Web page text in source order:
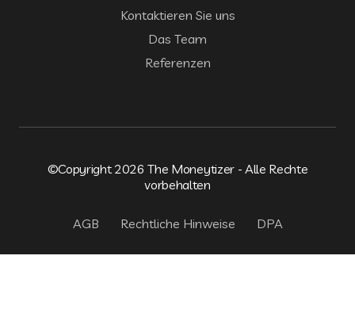
Kontaktieren Sie uns
Das Team
Referenzen
©Copyright 2026 The Moneytizer - Alle Rechte
vorbehalten
AGB Rechtliche Hinweise DPA